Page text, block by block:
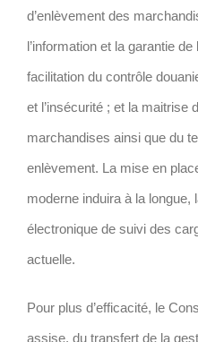
d’enlèvement des
l’information et la garantie
facilitation du contrôle
et l’insécurité ; et la maitrise
marchandises ainsi que du
enlèvement. La mise en
moderne induira à la
électronique de suivi des
actuelle.
Pour plus d’efficacité, le
assise, du transfert de la